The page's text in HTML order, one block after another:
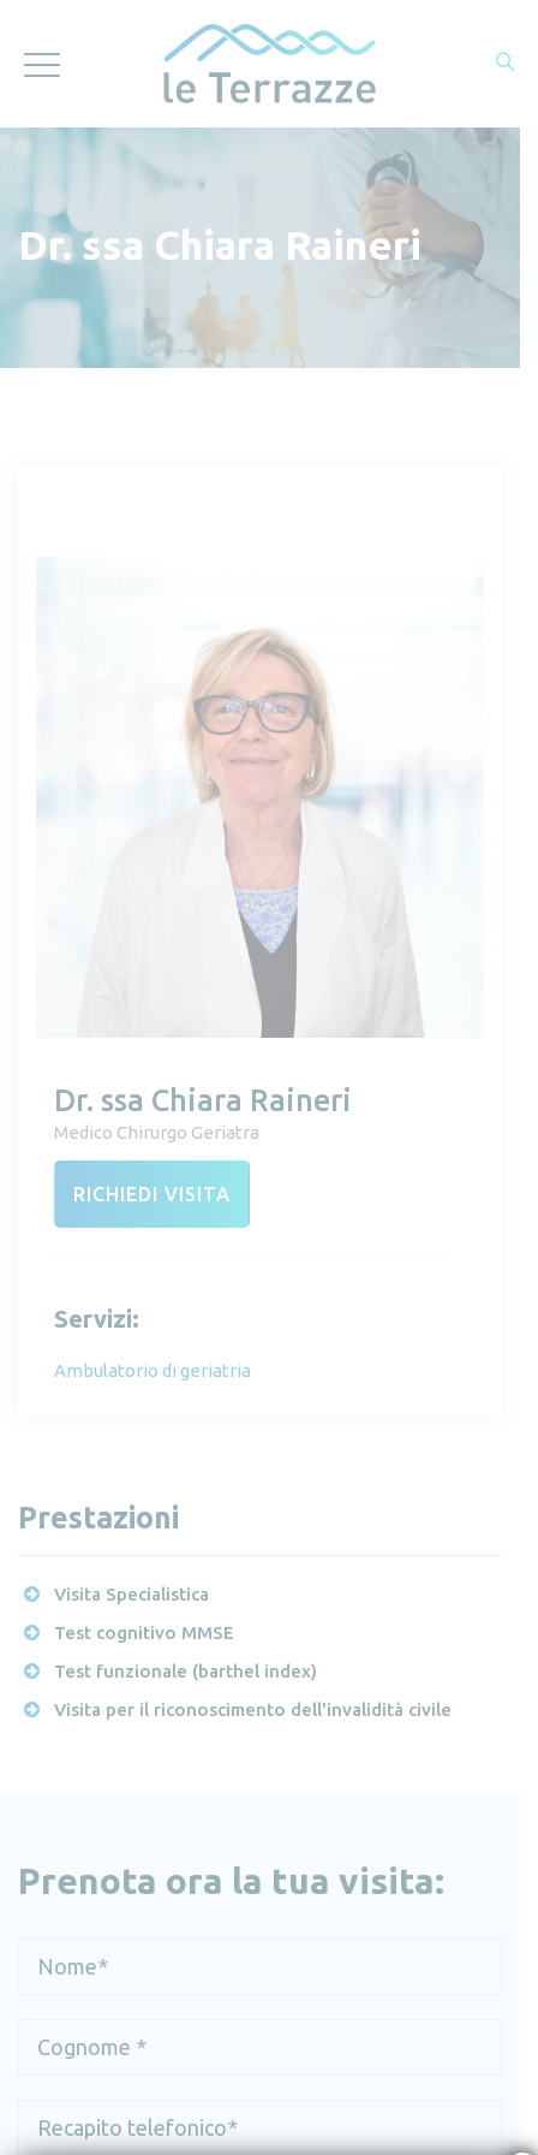
Dr. ssa Chiara Raineri
Dr. ssa Chiara Raineri
Medico Chirurgo Geriatra
RICHIEDI VISITA
Servizi:
Ambulatorio di geriatria
Prestazioni
Visita Specialistica
Test cognitivo MMSE
Test funzionale (barthel index)
Visita per il riconoscimento dell'invalidità civile
Prenota ora la tua visita: